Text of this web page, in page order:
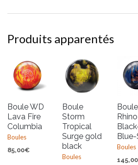
Produits apparentés
Boule WD
Lava Fire
Columbia
Boules
85,00€
Boule
Storm
Tropical
Surge gold
black
Boules
Boule
Rhino
Blue-
Boules
145,00